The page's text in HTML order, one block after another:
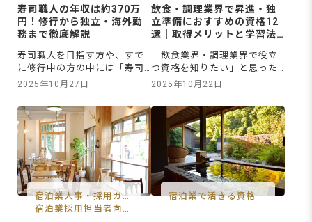
寿司職人の年収は約370万
円！修行から独立・海外勤
務まで徹底解説
寿司職人を目指す方や、すで
に修行中の方の中には「寿司
職人の年収はどれくらい？」
るの？」「将来的に独立や海
外勤務はできるの？」といっ
た疑問を持つ人も多いでしょ
う。厚生労働省のデータによ
ると、寿司職人（日本料理調
理人）の平均年収は約370万
円といわれています。しか
し、実際の年収は、経験年数
や勤務先
2025年10月27日
飲食・調理業界で昇進・独
立準備におすすめの資格12
選｜取得メリットと学習法
「飲食業界・調理業界で役立
つ資格を知りたい」と思った
ものの、どの資格を取ればキ
わからず、悩んでいる方もい
るでしょう。さらに、資格や
研修で学んだ知識を現場や独
立にどう活かすかイメージで
きず、不安を感じることもあ
るかもしれません。この記事
では、調理・接客・衛生・経
営の4分野に分けたおすすめの
2025年10月22日
宿泊業人事・採用ガイ
ド
宿泊業採用担当者向け
宿泊業で活きる資格